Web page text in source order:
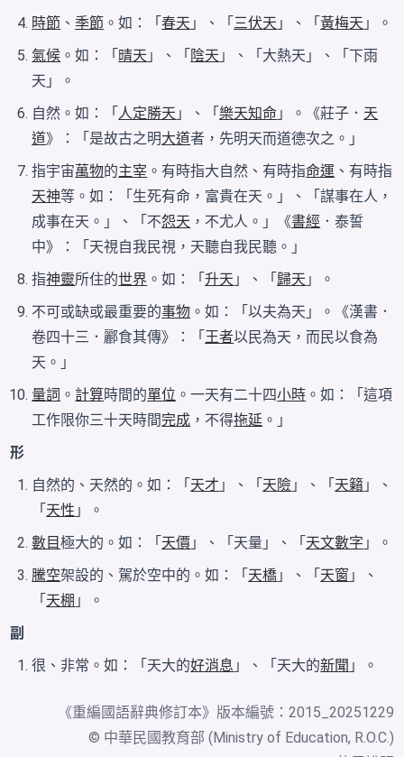
時節 、 季節 。如：「春天 」、「 三伏天 」、「 黃梅天 」。
氣候 。如：「 晴天 」、「 陰天 」、「大熱天」、「下雨
天」。
自然。如：「 人定勝天 」、「樂天知命 」。《莊子． 天
道》：「是故古之明大道者，先明天而道德次之。」
指宇宙萬物的主宰 。有時指大自然、有時指命運 、有時指
天神等。如：「生死有命，富貴在天。」、「謀事在人，
成事在天。」、「不怨天 ，不尤人。」《書經 ．泰誓
中》：「天視自我民視，天聽自我民聽。」
指神靈所住的世界 。如：「升天 」、「歸天 」。
不可或缺或最重要的事物 。如：「以夫為天」。《漢書．
卷四十三．酈食其傳》：「 王者以民為天，而民以食為
天。」
量詞 。 計算時間的單位 。一天有二十四小時 。如：「這項
工作限你三十天時間完成 ，不得拖延 。」
形
自然的、天然的。如：「 天才 」、「 天險 」、「 天籟 」、
「 天性 」。
數目極大的。如：「 天價 」、「天量」、「 天文數字 」。
騰空架設的、駕於空中的。如：「 天橋 」、「 天窗 」、
「 天棚 」。
副
很、非常。如：「天大的好消息 」、「天大的新聞 」。
《重編國語辭典修訂本》版本編號：2015_20251229
© 中華民國教育部 (Ministry of Education, R.O.C.)